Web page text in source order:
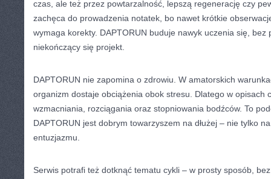
czas, ale też przez powtarzalność, lepszą regenerację czy
zachęca do prowadzenia notatek, bo nawet krótkie
wymaga korekty. DAPTORUN buduje nawyk uczenia się, bez
niekończący się projekt.
DAPTORUN nie zapomina o zdrowiu. W amatorskich
organizm dostaje obciążenia obok stresu. Dlatego w opisach
wzmacniania, rozciągania oraz stopniowania bodźców. To
DAPTORUN jest dobrym towarzyszem na dłużej – nie tylko
entuzjazmu.
Serwis potrafi też dotknąć tematu cykli – w prosty sposób,